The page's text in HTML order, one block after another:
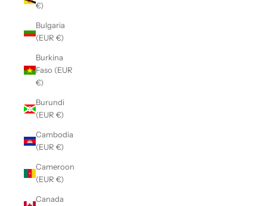
€)
Bulgaria
(EUR €)
Burkina
Faso (EUR
€)
Burundi
(EUR €)
Cambodia
(EUR €)
Cameroon
(EUR €)
Canada